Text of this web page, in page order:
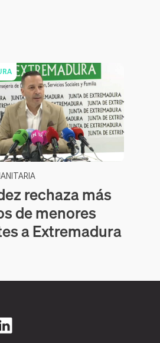
rechaza más
de menores
a Extremadura